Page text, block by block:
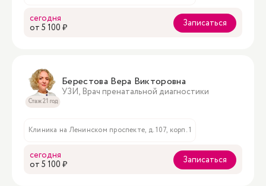
сегодня
oт 5 100 ₽
Записаться
Стаж 21 год
Берестова Вера Викторовна
УЗИ, Врач пренатальной диагностики
Клиника на Ленинском проспекте, д. 107, корп. 1
сегодня
oт 5 100 ₽
Записаться